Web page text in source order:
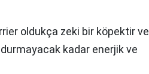
oldukça zeki bir köpektir ve
kadar enerjik ve